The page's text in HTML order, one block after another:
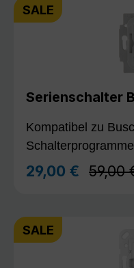
SALE
Serienschalter
Kompatibel zu
Verkaufspreis:
29,00 € 59,00
SALE